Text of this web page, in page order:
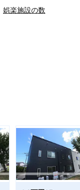
娯楽施設の数